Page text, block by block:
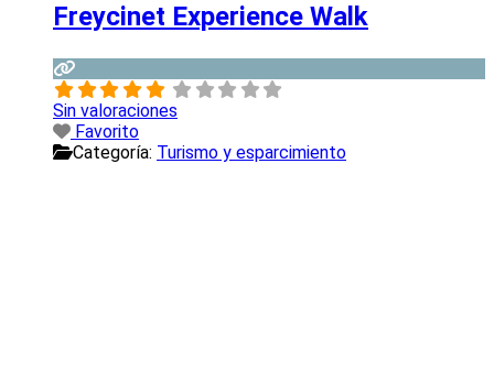
Freycinet Experience Walk
Sin valoraciones
Favorito
Categoría: Turismo y esparcimiento